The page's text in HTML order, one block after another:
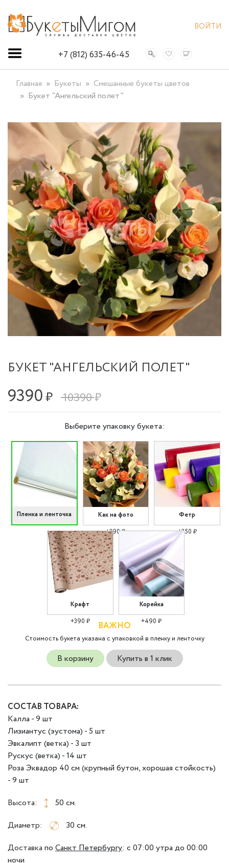
ВОЙТИ
+7 (812) 635-46-45
Главная Букеты
Смешанные букеты цветов
Букет "Ангельский полет"
БУКЕТ "АНГЕЛЬСКИЙ ПОЛЕТ"
9390₽ 10390 ₽
Выберите упаковку букета:
Пленка и ленточка
Как на фото
+290 ₽
Фетр
+350 ₽
Крафт
+390 ₽
Корейка
+490 ₽
ВАЖНО
Стоимость букета указана с упаковкой в пленку и ленточку
В корзину Купить в 1 клик
СОСТАВ ТОВАРА:
Калла - 9 шт
Лизиантус (эустома) - 5 шт
Эвкалипт (ветка) - 3 шт
Рускус (ветка) - 14 шт
Роза Эквадор 40 см (крупный бутон, хорошая стойкость)
- 9 шт
Высота:
50 см.
Диаметр:
30 см.
Доставка по Санкт Петербургу: с 07:00 утра до 00:00
ночи